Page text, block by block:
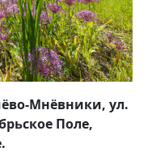
Мнёвники, ул.
Поле,